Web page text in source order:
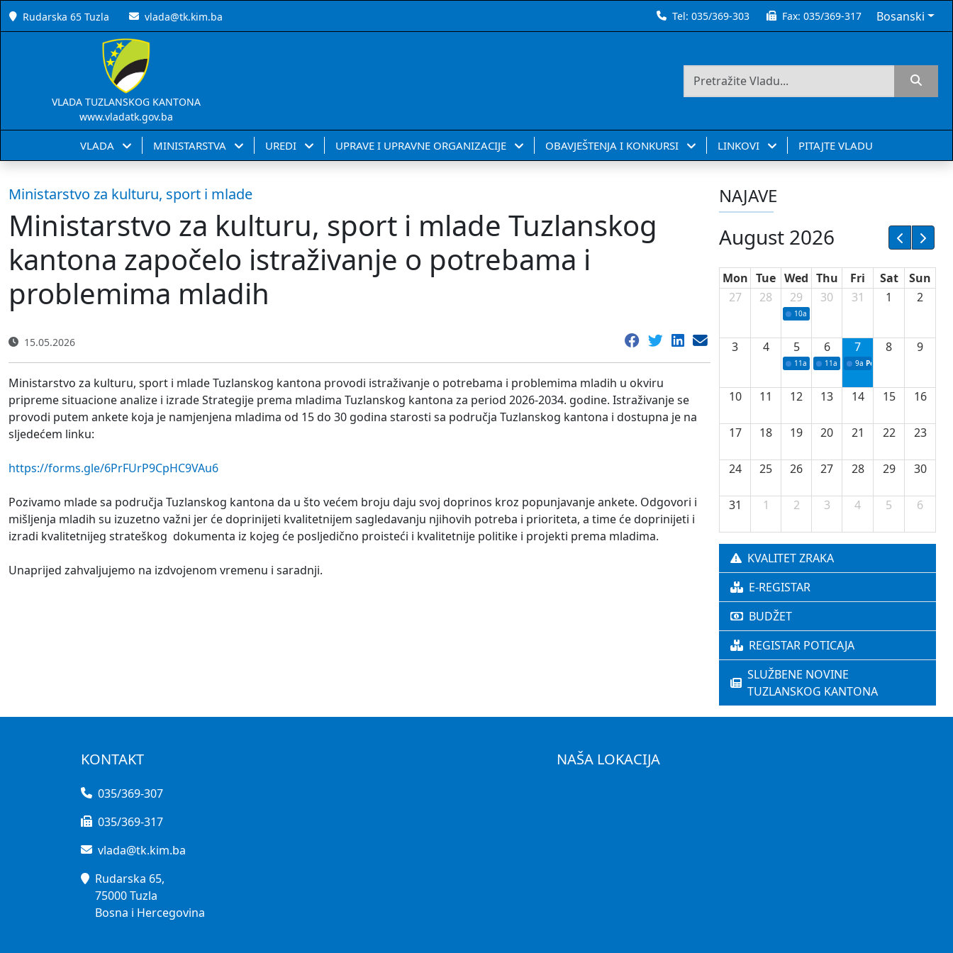
Rudarska 65 Tuzla vlada@tk.kim.ba Tel:035/369-303 Fax:035/369-317 Bosanski
VLADA TUZLANSKOG KANTONA
www.vladatk.gov.ba
VLADA MINISTARSTVA UREDI UPRAVE I UPRAVNE ORGANIZACIJE OBAVJEŠTENJA I KONKURSI LINKOVI PITAJTE VLADU
Ministarstvo za kulturu, sport i mlade
Ministarstvo za kulturu, sport i mlade Tuzlanskog
kantona započelo istraživanje o potrebama i
problemima mladih
15.05.2026
Ministarstvo za kulturu, sport i mlade Tuzlanskog kantona provodi istraživanje o potrebama i problemima mladih u okviru
pripreme situacione analize i izrade Strategije prema mladima Tuzlanskog kantona za period 2026-2034. godine. Istraživanje se
provodi putem ankete koja je namjenjena mladima od 15 do 30 godina starosti sa područja Tuzlanskog kantona i dostupna je na
sljedećem linku:
https://forms.gle/6PrFUrP9CpHC9VAu6
Pozivamo mlade sa područja Tuzlanskog kantona da u što većem broju daju svoj doprinos kroz popunjavanje ankete. Odgovori i
mišljenja mladih su izuzetno važni jer će doprinijeti kvalitetnijem sagledavanju njihovih potreba i prioriteta, a time će doprinijeti i
izradi kvalitetnijeg strateškog dokumenta iz kojeg će posljedično proisteći i kvalitetnije politike i projekti prema mladima.
Unaprijed zahvaljujemo na izdvojenom vremenu i saradnji.
NAJAVE
August 2026
Mon Tue Wed Thu Fri Sat
Sun
27
28 29
10a Potpisivanje ugovora sa neprofitnim
30 31 1 2
3 4 5
11a Potpisivanje ugovora o stipendijama
6
11a Podrška razvoju vodne
7
9a Početak izgradnje nove
8 9
10 11 12 13 14 15 16
17 18 19 20 21 22 23
24 25 26 27 28 29 30
31 1 2 3 4 5 6
KVALITET ZRAKA
E-REGISTAR
BUDŽET
REGISTAR POTICAJA
SLUŽBENE NOVINE
TUZLANSKOG KANTONA
KONTAKT
035/369-307
035/369-317
vlada@tk.kim.ba
Rudarska 65,
75000 Tuzla
Bosna i Hercegovina
NAŠA LOKACIJA